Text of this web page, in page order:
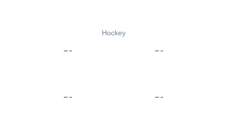
Hockey